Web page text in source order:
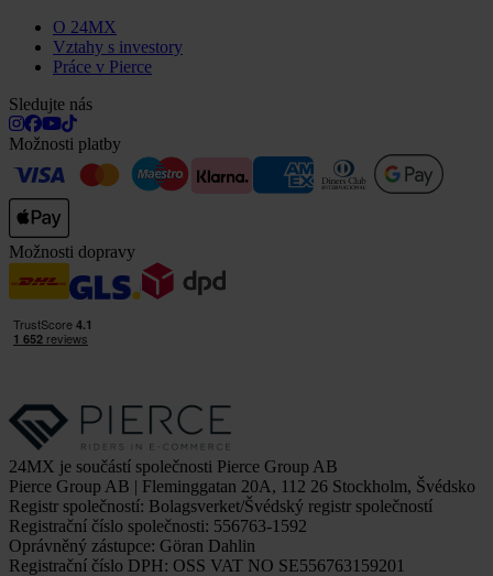
O 24MX
Vztahy s investory
Práce v Pierce
Sledujte nás
Možnosti platby
Možnosti dopravy
24MX je součástí společnosti Pierce Group AB
Pierce Group AB | Fleminggatan 20A, 112 26 Stockholm, Švédsko
Registr společností: Bolagsverket/Švédský registr společností
Registrační číslo společnosti: 556763-1592
Oprávněný zástupce: Göran Dahlin
Registrační číslo DPH: OSS VAT NO SE556763159201